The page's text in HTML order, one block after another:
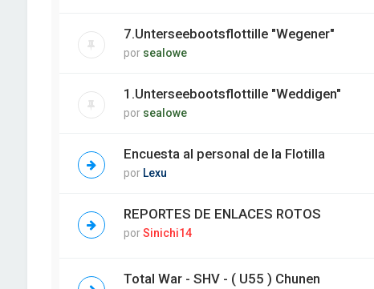
7.Unterseebootsflottille "Wegener"
por sealowe
1.Unterseebootsflottille "Weddigen"
por sealowe
Encuesta al personal de la Flotilla
por Lexu
REPORTES DE ENLACES ROTOS
porSinichi14
Total War - SHV - ( U55 ) Chunen